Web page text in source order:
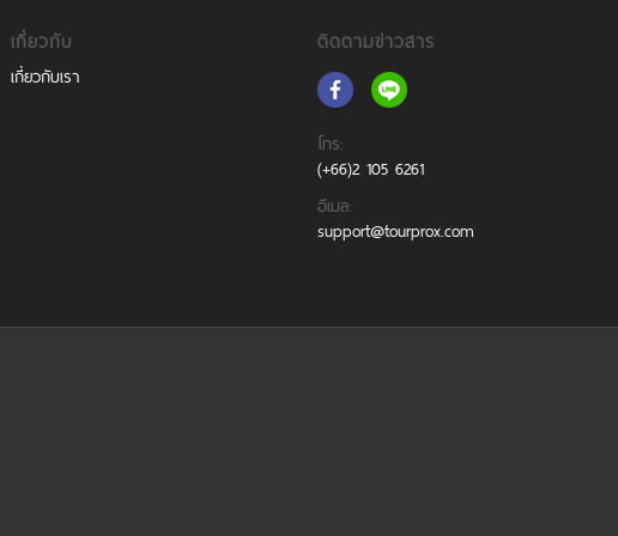
เกี่ยวกับ
เกี่ยวกับเรา
ติดตามข่าวสาร
โทร:
(+66)2 105 6261
อีเมล:
support@tourprox.com